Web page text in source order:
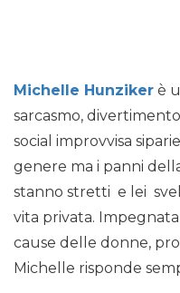
Michelle Hunziker è
sarcasmo,
social improvvisa
genere ma i panni
stanno stretti e lei
vita privata.
cause delle donne,
Michelle risponde